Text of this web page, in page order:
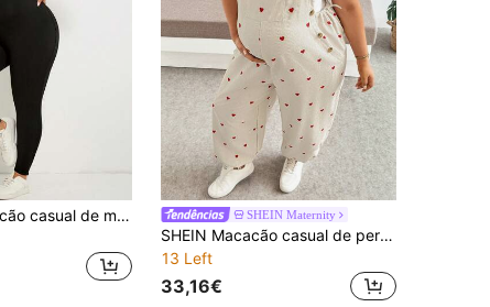
Plussiva Macacão casual de maternidade plus size com cores contrastantes
SHEIN Maternity
SHEIN Macacão casual de pernas largas com estampa de corações para gestantes plus size
13 Left
33,16€